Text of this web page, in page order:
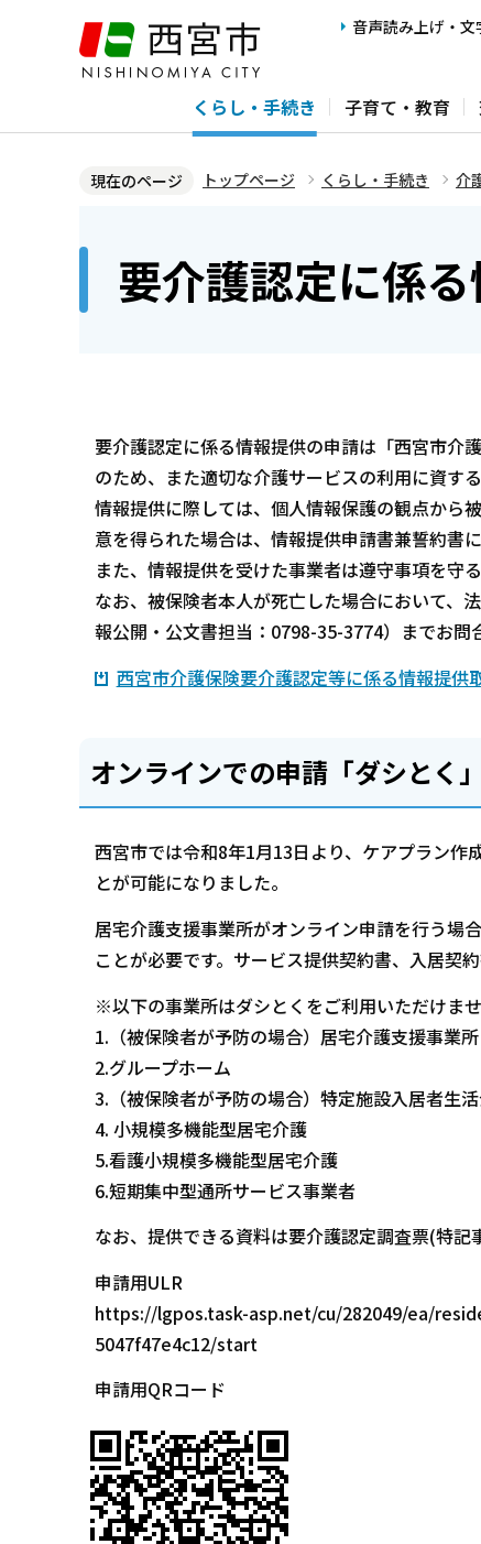
ジ
音声読み上げ・文
くらし・手続き 子育て・教育
現在のページ トップページ くらし・手続き 介
要介護認定に係
要介護認定に係る情報提供の申請は「西宮市介
のため、また適切な介護サービスの利用に資す
情報提供に際しては、個人情報保護の観点から
意を得られた場合は、情報提供申請書兼誓約書
また、情報提供を受けた事業者は遵守事項を守る
なお、被保険者本人が死亡した場合において、
報公開・公文書担当：0798-35-3774）までお問
西宮市介護保険要介護認定等に係る情報提供
オンラインでの申請「ダシとく
西宮市では令和8年1月13日より、ケアプラン作
とが可能になりました。
居宅介護支援事業所がオンライン申請を行う場
ことが必要です。サービス提供契約書、入居契
※以下の事業所はダシとくをご利用いただけませ
1.（被保険者が予防の場合）居宅介護支援事業所
2.グループホーム
3.（被保険者が予防の場合）特定施設入居者生
4. 小規模多機能型居宅介護
5.看護小規模多機能型居宅介護
6.短期集中型通所サービス事業者
なお、提供できる資料は要介護認定調査票(特記
申請用ULR
https://lgpos.task-asp.net/cu/282049/ea/
5047f47e4c12/start
申請用QRコード